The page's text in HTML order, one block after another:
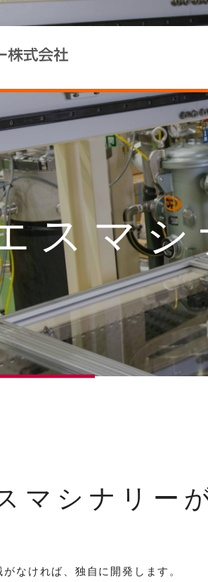
スマ
マシナリー
なければ、独自に開発します。